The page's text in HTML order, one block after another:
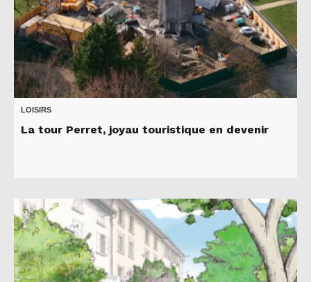
LOISIRS
La tour Perret, joyau touristique en devenir